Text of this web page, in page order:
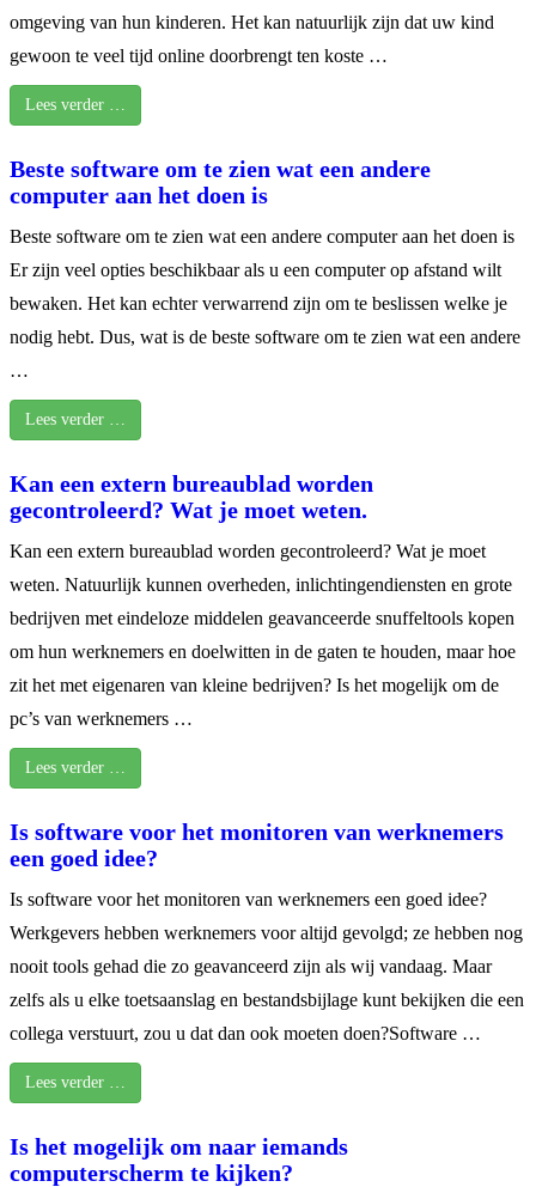
omgeving van hun kinderen. Het kan natuurlijk zijn dat uw kind
gewoon te veel tijd online doorbrengt ten koste …
Lees verder …
Beste software om te zien wat een andere
computer aan het doen is
Beste software om te zien wat een andere computer aan het doen is
Er zijn veel opties beschikbaar als u een computer op afstand wilt
bewaken. Het kan echter verwarrend zijn om te beslissen welke je
nodig hebt. Dus, wat is de beste software om te zien wat een andere
…
Lees verder …
Kan een extern bureaublad worden
gecontroleerd? Wat je moet weten.
Kan een extern bureaublad worden gecontroleerd? Wat je moet
weten. Natuurlijk kunnen overheden, inlichtingendiensten en grote
bedrijven met eindeloze middelen geavanceerde snuffeltools kopen
om hun werknemers en doelwitten in de gaten te houden, maar hoe
zit het met eigenaren van kleine bedrijven? Is het mogelijk om de
pc’s van werknemers …
Lees verder …
Is software voor het monitoren van werknemers
een goed idee?
Is software voor het monitoren van werknemers een goed idee?
Werkgevers hebben werknemers voor altijd gevolgd; ze hebben nog
nooit tools gehad die zo geavanceerd zijn als wij vandaag. Maar
zelfs als u elke toetsaanslag en bestandsbijlage kunt bekijken die een
collega verstuurt, zou u dat dan ook moeten doen?Software …
Lees verder …
Is het mogelijk om naar iemands
computerscherm te kijken?